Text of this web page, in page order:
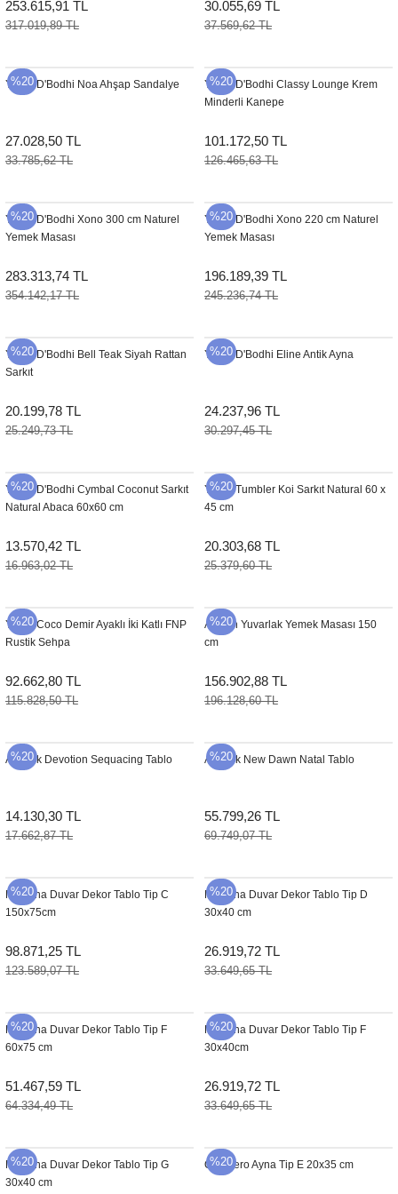
253.615,91 TL
317.019,89 TL
30.055,69 TL
37.569,62 TL
%20
YENI D'Bodhi Noa Ahşap Sandalye
27.028,50 TL
33.785,62 TL
%20
YENI D'Bodhi Classy Lounge Krem
Minderli Kanepe
101.172,50 TL
126.465,63 TL
%20
YENI D'Bodhi Xono 300 cm Naturel
Yemek Masası
283.313,74 TL
354.142,17 TL
%20
YENI D'Bodhi Xono 220 cm Naturel
Yemek Masası
196.189,39 TL
245.236,74 TL
%20
YENI D'Bodhi Bell Teak Siyah Rattan
Sarkıt
20.199,78 TL
25.249,73 TL
%20
YENI D'Bodhi Eline Antik Ayna
24.237,96 TL
30.297,45 TL
%20
YENI D'Bodhi Cymbal Coconut Sarkıt
Natural Abaca 60x60 cm
13.570,42 TL
16.963,02 TL
%20
YENI Tumbler Koi Sarkıt Natural 60 x
45 cm
20.303,68 TL
25.379,60 TL
%20
YENI Coco Demir Ayaklı İki Katlı FNP
Rustik Sehpa
92.662,80 TL
115.828,50 TL
%20
Artisan Yuvarlak Yemek Masası 150
cm
156.902,88 TL
196.128,60 TL
%20
Artwork Devotion Sequacing Tablo
14.130,30 TL
17.662,87 TL
%20
Artwork New Dawn Natal Tablo
55.799,26 TL
69.749,07 TL
%20
Nirmana Duvar Dekor Tablo Tip C
150x75cm
98.871,25 TL
123.589,07 TL
%20
Nirmana Duvar Dekor Tablo Tip D
30x40 cm
26.919,72 TL
33.649,65 TL
%20
Nirmana Duvar Dekor Tablo Tip F
60x75 cm
51.467,59 TL
64.334,49 TL
%20
Nirmana Duvar Dekor Tablo Tip F
30x40cm
26.919,72 TL
33.649,65 TL
%20
Nirmana Duvar Dekor Tablo Tip G
30x40 cm
%20
One Zero Ayna Tip E 20x35 cm